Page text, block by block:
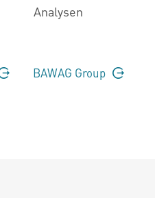
Analysen
BAWAG Group